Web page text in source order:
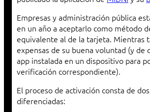
Empresas y administración pública
en un año a aceptarlo como método
equivalente al de la tarjeta. Mientras
expensas de su buena voluntad (y de
app instalada en un dispositivo para
verificación correspondiente).
El proceso de activación consta de
diferenciadas: